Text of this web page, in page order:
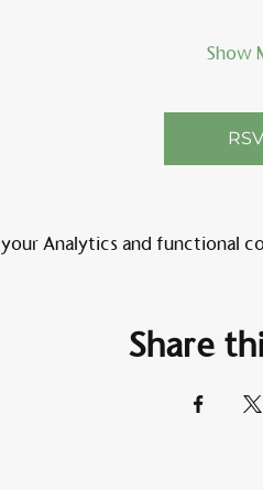
Show
Analytics and functional
Share